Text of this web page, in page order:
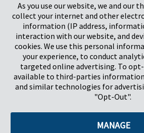
Herts, UK
SG1 2DG
Pays-Bas
Pregis GmbH
Rheinpromenade 13
40789 Monheim am Rhein
Deutschland
Geschäftsführer: K. J. Baudhuin, D. K. LaVanWay, L. Darnell
©2026 Pregis LLC. Tous droits réservés.
As you use our website, we and our
collect your internet and other
information (IP address,
interaction with our website, and
cookies. We use this personal
your experience, to conduct
targeted online advertising. To
available to third-parties
and similar technologies for
"Opt-Out".
MANAGE